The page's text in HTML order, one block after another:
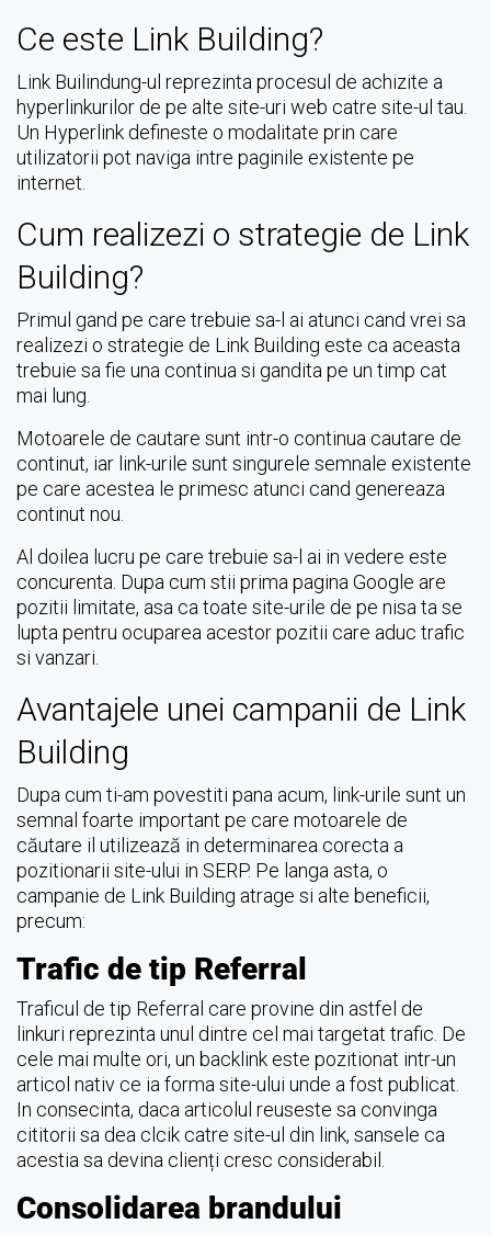
Ce este Link Building?
Link Builindung-ul reprezinta procesul de achizite a
hyperlinkurilor de pe alte site-uri web catre site-ul tau.
Un Hyperlink defineste o modalitate prin care
utilizatorii pot naviga intre paginile existente pe
internet.
Cum realizezi o strategie de Link
Building?
Primul gand pe care trebuie sa-l ai atunci cand vrei sa
realizezi o strategie de Link Building este ca aceasta
trebuie sa fie una continua si gandita pe un timp cat
mai lung.
Motoarele de cautare sunt intr-o continua cautare de
continut, iar link-urile sunt singurele semnale existente
pe care acestea le primesc atunci cand genereaza
continut nou.
Al doilea lucru pe care trebuie sa-l ai in vedere este
concurenta. Dupa cum stii prima pagina Google are
pozitii limitate, asa ca toate site-urile de pe nisa ta se
lupta pentru ocuparea acestor pozitii care aduc trafic
si vanzari.
Avantajele unei campanii de Link
Building
Dupa cum ti-am povestiti pana acum, link-urile sunt un
semnal foarte important pe care motoarele de
căutare il utilizează in determinarea corecta a
pozitionarii site-ului in SERP. Pe langa asta, o
campanie de Link Building atrage si alte beneficii,
precum:
Trafic de tip Referral
Traficul de tip Referral care provine din astfel de
linkuri reprezinta unul dintre cel mai targetat trafic. De
cele mai multe ori, un backlink este pozitionat intr-un
articol nativ ce ia forma site-ului unde a fost publicat.
In consecinta, daca articolul reuseste sa convinga
cititorii sa dea clcik catre site-ul din link, sansele ca
acestia sa devina clienți cresc considerabil.
Consolidarea brandului